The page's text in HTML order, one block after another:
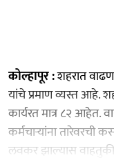
कोल्हापूर :शहरात
यांचे प्रमाण व्यस्त आहे.
कार्यरत मात्र ८२ आहेत.
कर्मचाऱ्यांना तारेवरची
लवकर झाल्यास